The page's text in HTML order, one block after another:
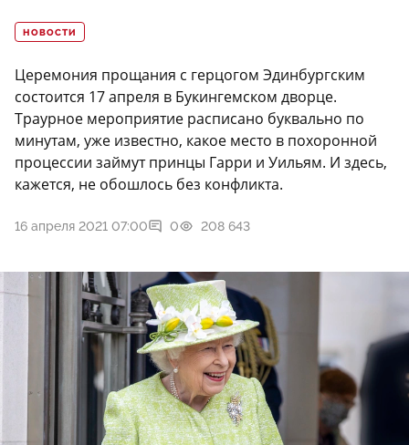
НОВОСТИ
Церемония прощания с герцогом Эдинбургским
состоится 17 апреля в Букингемском дворце.
Траурное мероприятие расписано буквально по
минутам, уже известно, какое место в похоронной
процессии займут принцы Гарри и Уильям. И здесь,
кажется, не обошлось без конфликта.
16 апреля 2021 07:00 0 208 643